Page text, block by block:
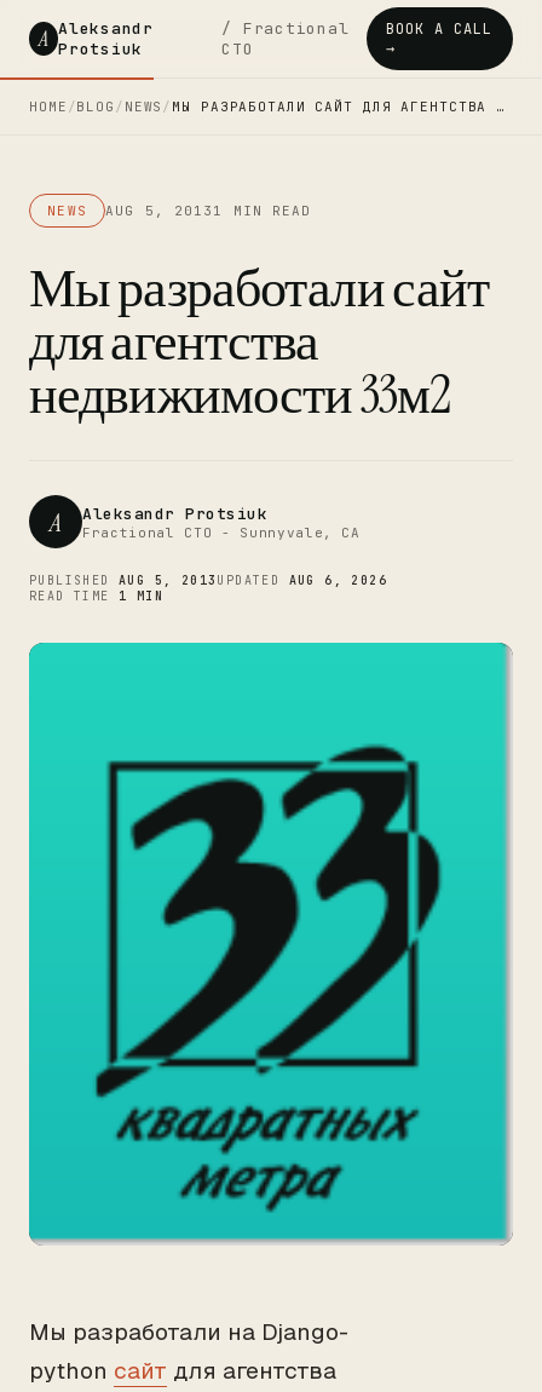
A Aleksandr
Protsiuk
/ Fractional
CTO
BOOK A CALL
→
HOME /BLOG / NEWS / МЫ РАЗРАБОТАЛИ САЙТ ДЛЯ АГЕНТСТВА …
NEWS AUG 5, 2013 1 MIN READ
Мы разработали сайт
для агентства
недвижимости 33м2
A Aleksandr Protsiuk
Fractional CTO - Sunnyvale, CA
PUBLISHED AUG 5, 2013 UPDATED AUG 6, 2026
READ TIME 1 MIN
Мы разработали на Django-
python сайт для агентства